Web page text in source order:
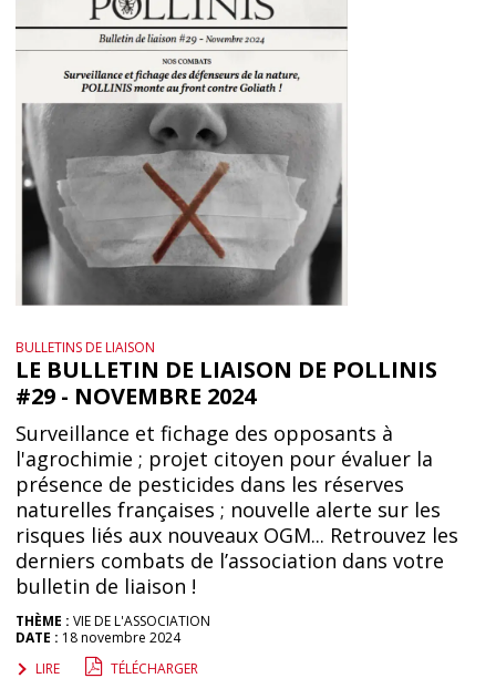
BULLETINS DE LIAISON
LE BULLETIN DE LIAISON DE POLLINIS
#29 - NOVEMBRE 2024
Surveillance et fichage des opposants à
l'agrochimie ; projet citoyen pour évaluer la
présence de pesticides dans les réserves
naturelles françaises ; nouvelle alerte sur les
risques liés aux nouveaux OGM... Retrouvez les
derniers combats de l’association dans votre
bulletin de liaison !
THÈME : VIE DE L'ASSOCIATION
DATE : 18 novembre 2024
LIRE
TÉLÉCHARGER